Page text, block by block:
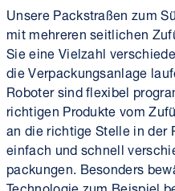
Unsere Pack­straßen zum
mit mehreren seitlichen
Sie eine Vielzahl
die Verpackungs­anlage
Roboter sind flexibel
richtigen Produkte vom
an die richtige Stelle in der
einfach und schnell
packungen. Besonders